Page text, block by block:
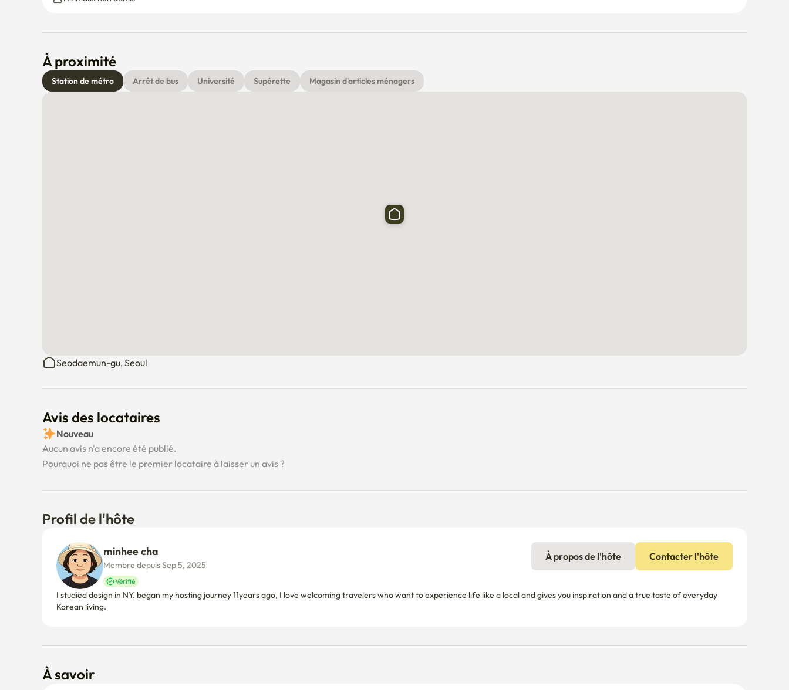
À proximité
Station de métro Arrêt de bus Université Supérette Magasin d'articles ménagers
Seodaemun-gu, Seoul
Avis des locataires
Nouveau
Aucun avis n'a encore été publié.
Pourquoi ne pas être le premier locataire à laisser un avis ?
Profil de l'hôte
minhee cha
Membre depuis Sep 5, 2025
Vérifié
À propos de l'hôte Contacter l'hôte
I studied design in NY. began my hosting journey 11years ago, I love welcoming travelers who want to experience life like a local and gives you inspiration and a true taste of everyday
À savoir